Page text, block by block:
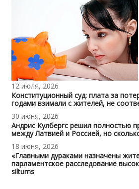
12 июля, 2026
Конституционный суд: плата за
годами взимали с жителей, не
30 июня, 2026
Андрис Кулбергс решил полностью
между Латвией и Россией, но
18 июня, 2026
«Главными дураками назначены
парламентское расследование
siltums